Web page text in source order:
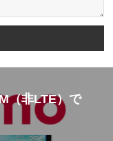
（非LTE）で